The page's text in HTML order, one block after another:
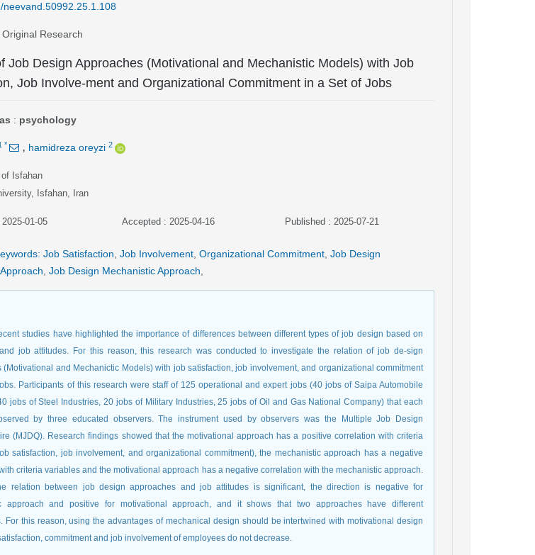
neevand.50992.25.1.108
Original Research
Job Design Approaches (Motivational and Mechanistic Models) with Job
Job Involve-ment and Organizational Commitment in a Set of Jobs
: psychology
* , hamidreza oreyzi 2
Isfahan
Isfahan, Iran
01-05 Accepted : 2025-04-16 Published : 2025-07-21
Job Satisfaction Job Involvement Organizational Commitment Job Design
Job Design Mechanistic Approach
studies have highlighted the importance of differences between different types of job design based on
job attitudes. For this reason, this research was conducted to investigate the relation of job de-sign
(Motivational and Mechanictic Models) with job satisfaction, job involvement, and organizational commitment
Participants of this research were staff of 125 operational and expert jobs (40 jobs of Saipa Automobile
jobs of Steel Industries, 20 jobs of Military Industries, 25 jobs of Oil and Gas National Company) that each
by three educated observers. The instrument used by observers was the Multiple Job Design
(MJDQ). Research findings showed that the motivational approach has a positive correlation with criteria
satisfaction, job involvement, and organizational commitment), the mechanistic approach has a negative
criteria variables and the motivational approach has a negative correlation with the mechanistic approach.
relation between job design approaches and job attitudes is significant, the direction is negative for
approach and positive for motivational approach, and it shows that two approaches have different
For this reason, using the advantages of mechanical design should be intertwined with motivational design
commitment and job involvement of employees do not decrease.